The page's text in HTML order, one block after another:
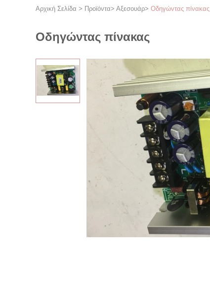
Αρχική Σελίδα > Προϊόντα> Αξεσουάρ> Οδηγώντας πίνακας
Οδηγώντας πίνακας